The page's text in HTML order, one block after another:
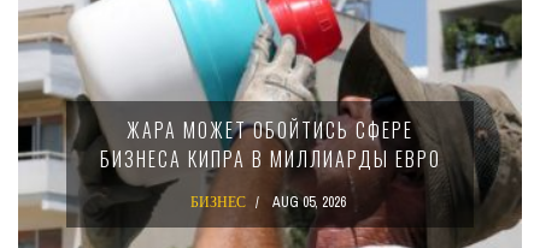
ЖАРА МОЖЕТ ОБОЙТИСЬ СФЕРЕ
БИЗНЕСА КИПРА В МИЛЛИАРДЫ ЕВРО
БИЗНЕС AUG 05, 2026